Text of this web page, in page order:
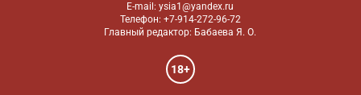
E-mail: ysia1@yandex.ru
Телефон: +7-914-272-96-72
Главный редактор: Бабаева Я. О.
18+